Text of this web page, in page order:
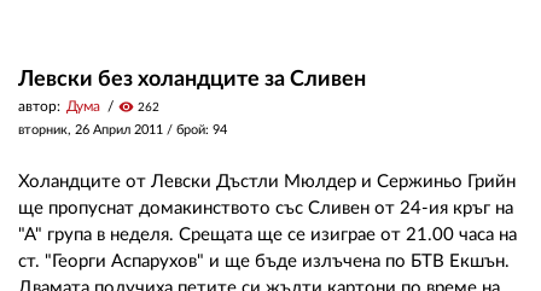
Левски без холандците за Сливен
автор: Дума visibility 262
вторник, 26 Април 2011 / брой: 94
Холандците от Левски Дъстли Мюлдер и Сержиньо Грийн
ще пропуснат домакинството със Сливен от 24-ия кръг на
"А" група в неделя. Срещата ще се изиграе от 21.00 часа на
ст. "Георги Аспарухов" и ще бъде излъчена по БТВ Екшън.